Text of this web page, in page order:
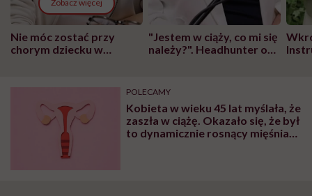
Zobacz więcej
Nie móc zostać przy
chorym dziecku w
wyobraźni"
"Jestem w ciąży, co mi się
należy?". Headhunter o
pracy
POLECAMY
Kobieta w wieku 45 lat myślała, że
zaszła w ciążę. Okazało się, że był
to dynamicznie rosnący mięśniak